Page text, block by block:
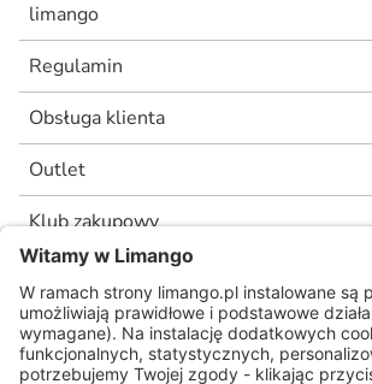
limango
Regulamin
Obsługa klienta
Outlet
Klub zakupowy